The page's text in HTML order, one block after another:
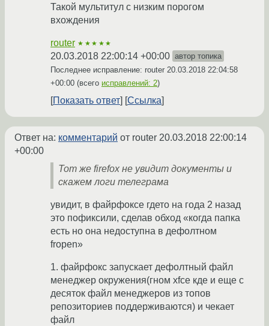
Такой мультитул с низким порогом
вхождения
router ★★★★★
20.03.2018 22:00:14 +00:00 автор топика
Последнее исправление: router 20.03.2018 22:04:58
+00:00 (всего исправлений: 2)
Показать ответ Ссылка
Ответ на: комментарий от router 20.03.2018 22:00:14
+00:00
Тот же firefox не увидит документы и
скажем логи телеграма
увидит, в файрфоксе гдето на года 2 назад
это пофиксили, сделав обход «когда папка
есть но она недоступна в дефолтном
fropen»
1. файрфокс запускает дефолтный файл
менеджер окружения(гном xfce кде и еще с
десяток файл менеджеров из топов
репозиториев поддерживаются) и чекает
файл